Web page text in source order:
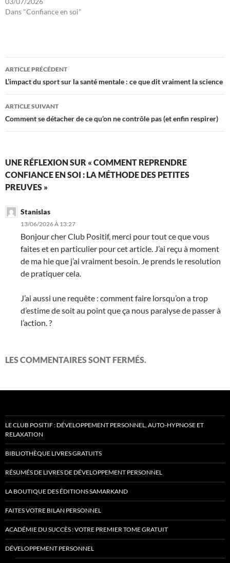
Dans "Confiance en soi"
Navigation
des
articles
ARTICLE PRÉCÉDENT
L’impact du sport sur la santé mentale : ce que dit vraiment la science
ARTICLE SUIVANT
Comment se détacher de ce qu’on ne contrôle pas (et enfin respirer)
UNE RÉFLEXION SUR « COMMENT REPRENDRE
CONFIANCE EN SOI : LA MÉTHODE DES PETITES
PREUVES »
Stanislas
13/06/2026 À 13:27
Bonjour cher Club Positif, merci pour tout ce que vous
faites et en particulier pour cet article. J’ai reçu à moment
de ma hie que j’ai vraiment besoin. Je prends le resolution
de pratiquer cela.
J’ai aussi une requête : comment faire lorsqu’on a trop
d’estime de soit au point que ça nous paralyse de passer à
l’action. ?
LES COMMENTAIRES SONT FERMÉS.
LE CLUB POSITIF : DÉVELOPPEMENT PERSONNEL, AUTO-HYPNOSE ET
RELAXATION
BIBLIOTHÈQUE LIVRES GRATUITS
RÉSUMÉS DE LIVRES DE DÉVELOPPEMENT PERSONNEL
LA BOUTIQUE DES ÉDITIONS SAMARKAND
FAITES VOTRE BILAN PERSONNEL
ACADÉMIE DU SUCCÈS : VOTRE PREMIER TOME GRATUIT
DÉVELOPPEMENT PERSONNEL